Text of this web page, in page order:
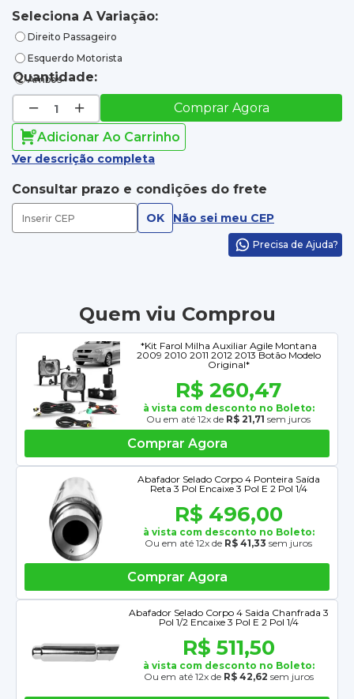
Seleciona A Variação:
Direito Passageiro
Esquerdo Motorista
Ambos
Quantidade:
Comprar Agora
Adicionar Ao Carrinho
Ver descrição completa
Consultar prazo e condições do frete
OK Não sei meu CEP
Precisa de Ajuda?
Quem viu Comprou
*Kit Farol Milha Auxiliar Agile Montana
2009 2010 2011 2012 2013 Botão Modelo
Original*
R$ 260,47
à vista com desconto no Boleto:
Ou em até 12x de R$ 21,71 sem juros
Comprar Agora
Abafador Selado Corpo 4 Ponteira Saída
Reta 3 Pol Encaixe 3 Pol E 2 Pol 1/4
R$ 496,00
à vista com desconto no Boleto:
Ou em até 12x de R$ 41,33 sem juros
Comprar Agora
Abafador Selado Corpo 4 Saida Chanfrada 3
Pol 1/2 Encaixe 3 Pol E 2 Pol 1/4
R$ 511,50
à vista com desconto no Boleto:
Ou em até 12x de R$ 42,62 sem juros